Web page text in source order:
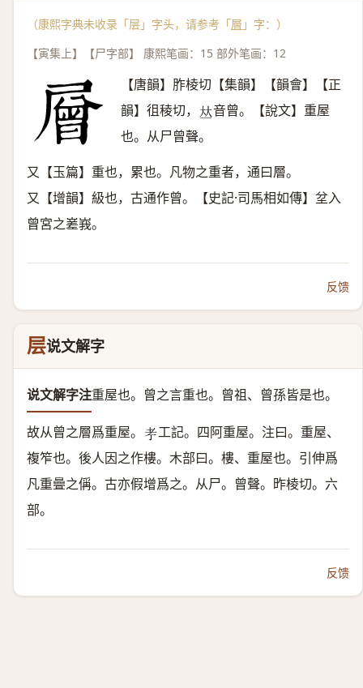
（康熙字典未收录「层」字头，请参考「層 」字：）
【寅集上】【尸字部】 康熙笔画：15 部外笔画：12
【唐韻】胙棱切【集韻】【韻會】【正
韻】徂稜切， 𠀤音曾。【說文】重屋
也。从尸曾聲。
又【玉篇】重也，累也。凡物之重者，通曰層。
又【增韻】級也，古通作曾。【史記·司馬相如傳】坌入
曾宮之嵳峩。
反馈
层说文解字
说文解字注重屋也。 曾之言重也。曾祖、曾孫皆是也。
故从曾之層爲重屋。 𦒱 工記。四阿重屋。注曰。重屋、
複笮也。後人因之作樓。木部曰。樓、重屋也。引伸爲
凡重曡之偁。古亦假增爲之。 从尸。曾聲。 昨棱切。六
部。
反馈